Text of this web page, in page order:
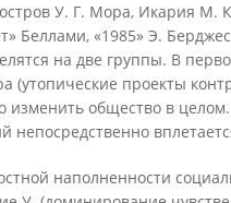
У. Г. Мора, Икария М.
Беллами, «1985» Э.
на две группы. В
(утопические проекты
изменить общество в
непосредственно
наполненности